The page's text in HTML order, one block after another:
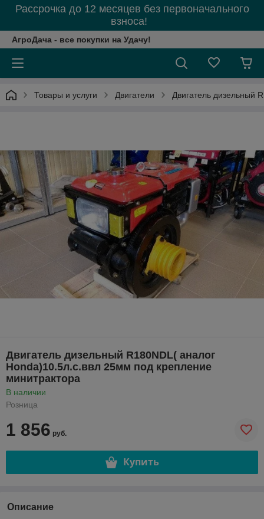
Рассрочка до 12 месяцев без первоначального
взноса!
АгроДача - все покупки на Удачу!
Товары и услуги Двигатели Двигатель дизельный
Двигатель дизельный R180NDL( аналог
Honda)10.5л.с.ввл 25мм под крепление
минитрактора
В наличии
Розница
1 856 руб.
Купить
Описание